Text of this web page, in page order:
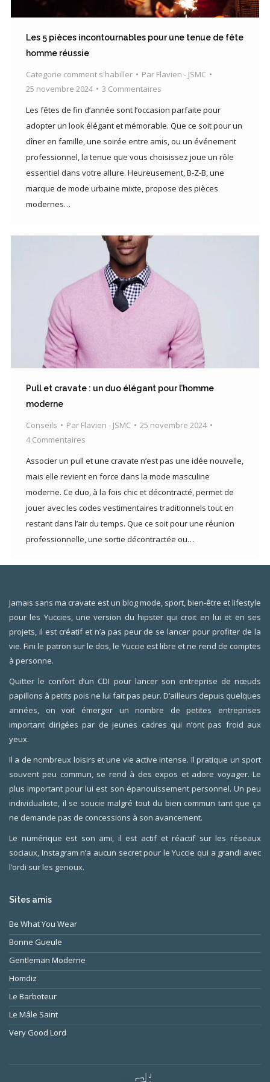
Les 5 pièces incontournables pour une tenue de fête
homme réussie
Categorie comment s'habiller Par Flavien - JSMC
25 novembre 2024
3 Commentaires
Les fêtes de fin d’année sont l’occasion parfaite pour
adopter un look élégant et mémorable. Que ce soit pour un
dîner en famille, une soirée entre amis, ou un événement
professionnel, la tenue que vous choisissez joue un rôle
essentiel dans votre allure. Heureusement, B-Z-B, une
marque de mode urbaine mixte, propose des pièces
modernes…
Pull et cravate : un duo élégant pour l’homme
moderne
Conseils Par Flavien - JSMC
25 novembre 2024
4 Commentaires
Associer un pull et une cravate n’est pas une idée nouvelle,
mais elle revient en force dans la mode masculine
moderne. Ce duo, à la fois chic et décontracté, permet de
jouer avec les codes vestimentaires traditionnels tout en
restant dans l’air du temps. Que ce soit pour une réunion
professionnelle, une sortie décontractée ou…
Jamais sans ma cravate est un blog mode, sport, bien-être et lifestyle
pour les Yuccies, une version du hipster qui croit en lui et en ses
projets, il est créatif et n’a pas peur de se lancer pour profiter de la
vie. Fini le patron sur le dos, le Yuccie est libre et ne rend de comptes
à personne.
Quitter le confort d’un CDI pour lancer son entreprise de nœuds
papillons à petits pois ne lui fait pas peur. D’ailleurs depuis quelques
années, on voit émerger un nombre de petites entreprises
important dirigées par de jeunes cadres qui n’ont pas froid aux
yeux.
Il a de nombreux loisirs et une vie active intense. Il pratique un sport
souvent peu commun, se rend à des expos et adore voyager. Le
plus important pour lui est son épanouissement personnel. Un peu
individualiste, il se soucie malgré tout du bien commun tant que ça
ne demande pas de concessions à son avancement.
Le numérique est son ami, il est actif et réactif sur les réseaux
sociaux, Instagram n’a aucun secret pour le Yuccie qui a grandi avec
l’ordi sur les genoux.
Sites amis
Be What You Wear
Bonne Gueule
Gentleman Moderne
Homdiz
Le Barboteur
Le Mâle Saint
Very Good Lord